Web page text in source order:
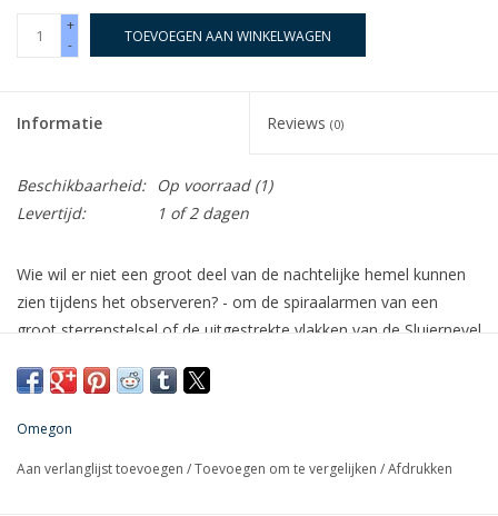
+
-
TOEVOEGEN AAN WINKELWAGEN
Informatie Reviews (0)
Beschikbaarheid: Op voorraad(1)
Levertijd:
1 of 2 dagen
Wie wil er niet een groot deel van de nachtelijke hemel kunnen
zien tijdens het observeren? - om de spiraalarmen van een
groot sterrenstelsel of de uitgestrekte vlakken van de Sluiernevel
en meer mogelijk. En dat voor een fantastisch lage prijs.
Omegon
Aan verlanglijst toevoegen /Toevoegen om te vergelijken /Afdrukken